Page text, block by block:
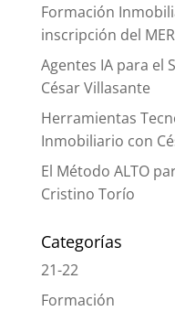
Formación
inscripción del
Agentes IA para el
César Villasante
Herramientas
Inmobiliario con
El Método ALTO
Cristino Torío
Categorías
21-22
Formación